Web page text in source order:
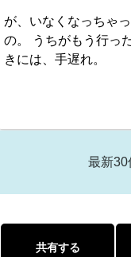
が、いなくなっちゃ
の。 うちがもう行っ
きには、手遅れ。
最新30
共有する